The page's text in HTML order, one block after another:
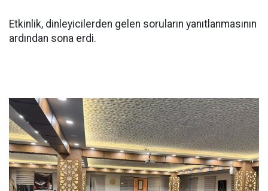
Etkinlik, dinleyicilerden gelen soruların yanıtlanmasının
ardından sona erdi.